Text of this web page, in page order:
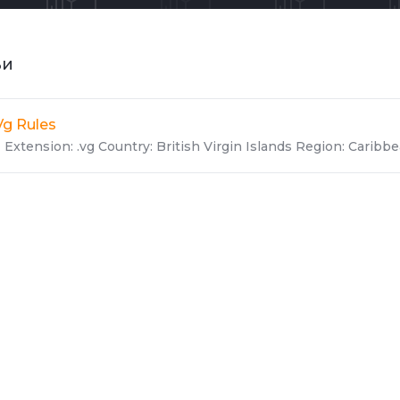
Rules
.vg Country: British Virgin Islands Region: